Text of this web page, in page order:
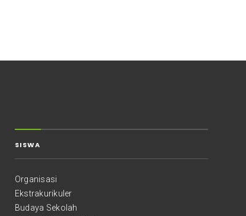
SISWA
Organisasi
Ekstrakurikuler
Budaya Sekolah